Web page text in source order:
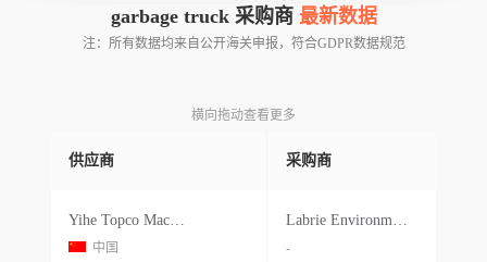
garbage truck 采购商 最新数据
注：所有数据均来自公开海关申报，符合GDPR数据规范
横向拖动查看更多
供应商 采购商
Yihe Topco Machinery Manufacture
中国
Labrie Environmental Group
-